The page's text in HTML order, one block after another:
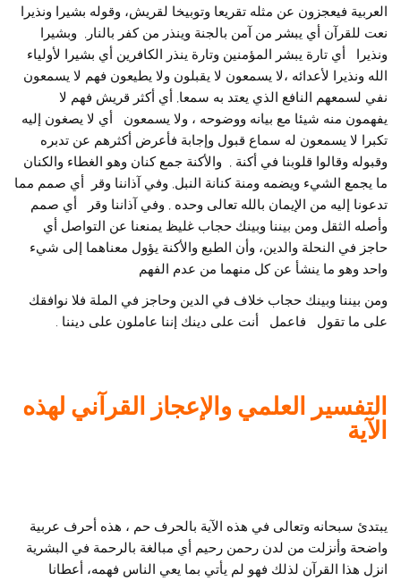
العربية فيعجزون عن مثله تقريعا وتوبيخا لقريش، وقوله بشيرا ونذيرا
نعت للقرآن أي يبشر من آمن بالجنة وينذر من كفر بالنار, وبشيرا
ونذيرا أي تارة يبشر المؤمنين وتارة ينذر الكافرين أي بشيرا لأولياء
الله ونذيرا لأعدائه ،لا يسمعون لا يقبلون ولا يطيعون فهم لا يسمعون
نفي لسمعهم النافع الذي يعتد به سمعا, أي أكثر قريش فهم لا
يفهمون منه شيئا مع بيانه ووضوحه ، ولا يسمعون أي لا يصغون إليه
تكبرا لا يسمعون له سماع قبول وإجابة فأعرض أكثرهم عن تدبره
وقبوله وقالوا قلوبنا في أكنة , والأكنة جمع كنان وهو الغطاء والكنان
ما يجمع الشيء ويضمه ومنة كنانة النبل, وفي آذاننا وقر أي صمم مما
تدعونا إليه من الإيمان بالله تعالى وحده , وفي آذاننا وقر أي صمم
وأصله الثقل ومن بيننا وبينك حجاب غليظ يمنعنا عن التواصل أي
حاجز في النحلة والدين، وأن الطبع والأكنة يؤول معناهما إلى شيء
واحد وهو ما ينشأ عن كل منهما من عدم الفهم
ومن بيننا وبينك حجاب خلاف في الدين وحاجز في الملة فلا نوافقك
على ما تقول فاعمل أنت على دينك إننا عاملون على ديننا .
التفسير العلمي والإعجاز القرآني لهذه
الآية
يبتدئ سبحانه وتعالى في هذه الآية بالحرف حم ، هذه أحرف عربية
واضحة وأنزلت من لدن رحمن رحيم أي مبالغة بالرحمة في البشرية
انزل هذا القرآن لذلك فهو لم يأتي بما يعي الناس فهمه، أعطانا